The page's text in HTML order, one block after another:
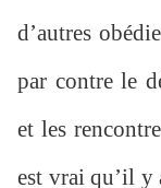
d’autres
par contre le
et les
est vrai qu’il y